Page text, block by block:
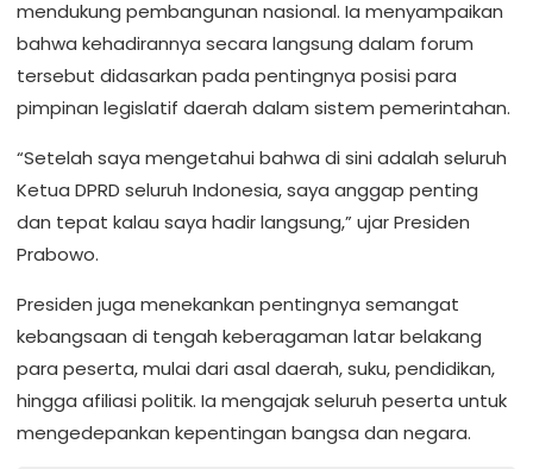
mendukung pembangunan nasional. Ia menyampaikan
bahwa kehadirannya secara langsung dalam forum
tersebut didasarkan pada pentingnya posisi para
pimpinan legislatif daerah dalam sistem pemerintahan.
“Setelah saya mengetahui bahwa di sini adalah seluruh
Ketua DPRD seluruh Indonesia, saya anggap penting
dan tepat kalau saya hadir langsung,” ujar Presiden
Prabowo.
Presiden juga menekankan pentingnya semangat
kebangsaan di tengah keberagaman latar belakang
para peserta, mulai dari asal daerah, suku, pendidikan,
hingga afiliasi politik. Ia mengajak seluruh peserta untuk
mengedepankan kepentingan bangsa dan negara.